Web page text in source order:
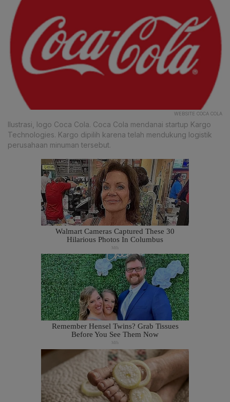
WEBSITE COCA COLA
Ilustrasi, logo Coca Cola. Coca Cola mendanai startup Kargo
Technologies. Kargo dipilih karena telah mendukung logistik
perusahaan minuman tersebut.